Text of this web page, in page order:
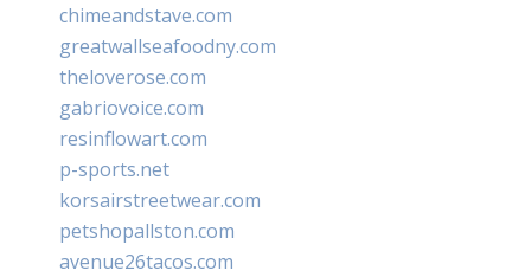
chimeandstave.com
greatwallseafoodny.com
theloverose.com
gabriovoice.com
resinflowart.com
p-sports.net
korsairstreetwear.com
petshopallston.com
avenue26tacos.com